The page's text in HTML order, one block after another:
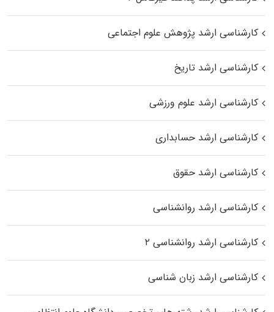
کارشناسی ارشد پژوهش علوم اجتماعی
کارشناسی ارشد تاریخ
کارشناسی ارشد علوم ورزشی
کارشناسی ارشد حسابداری
کارشناسی ارشد حقوق
کارشناسی ارشد روانشناسی
کارشناسی ارشد روانشناسی ۲
کارشناسی ارشد زبان شناسی